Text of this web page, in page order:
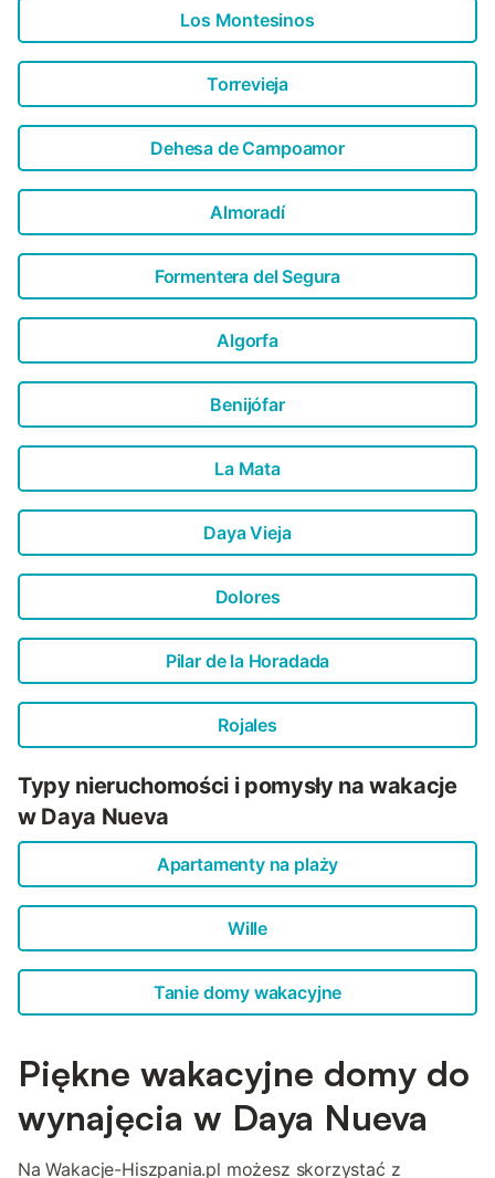
Los Montesinos
Torrevieja
Dehesa de Campoamor
Almoradí
Formentera del Segura
Algorfa
Benijófar
La Mata
Daya Vieja
Dolores
Pilar de la Horadada
Rojales
Typy nieruchomości i pomysły na wakacje
w Daya Nueva
Apartamenty na plaży
Wille
Tanie domy wakacyjne
Piękne wakacyjne domy do
wynajęcia w Daya Nueva
Na Wakacje-Hiszpania.pl możesz skorzystać z